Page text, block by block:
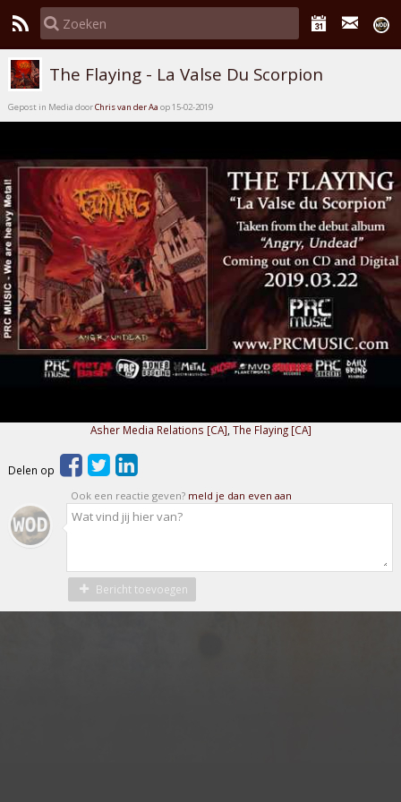
The Flaying - La Valse Du Scorpion
Gepost in Media doorChris van der Aa op 15-02-2019
Asher Media Relations [CA] The Flaying [CA]
Delen op
Ook een reactie geven? meld je dan even aan
Bericht toevoegen